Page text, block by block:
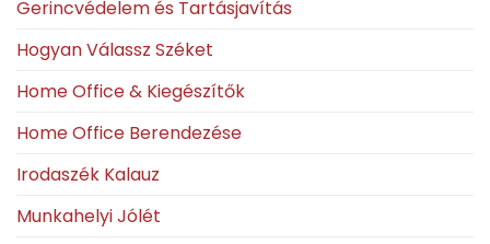
Gerincvédelem és Tartásjavítás
Hogyan Válassz Széket
Home Office & Kiegészítők
Home Office Berendezése
Irodaszék Kalauz
Munkahelyi Jólét